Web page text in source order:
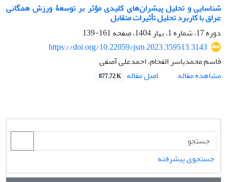
شناسایی و تحلیل پیشران‌های کلیدی مؤثر بر توسعۀ ورزش همگانی
عراق با کاربرد تحلیل تأثیرات متقابل
دوره 17، شماره 1، بهار 1404، صفحه
161-139
https://doi.org/10.22059/jsm.2023.359513.3143
قاسم محمدیاسر الفحام، احمدعلی آصفی
مشاهده مقاله
اصل مقاله 877.72 K
جستجوی پیشرفته